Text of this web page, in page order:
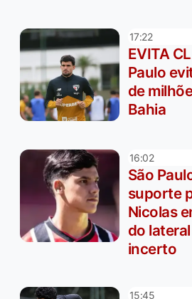
17:22
EVITA
Paulo
de
Bahia
16:02
São
suporte
Nicolas
do
incerto
15:45